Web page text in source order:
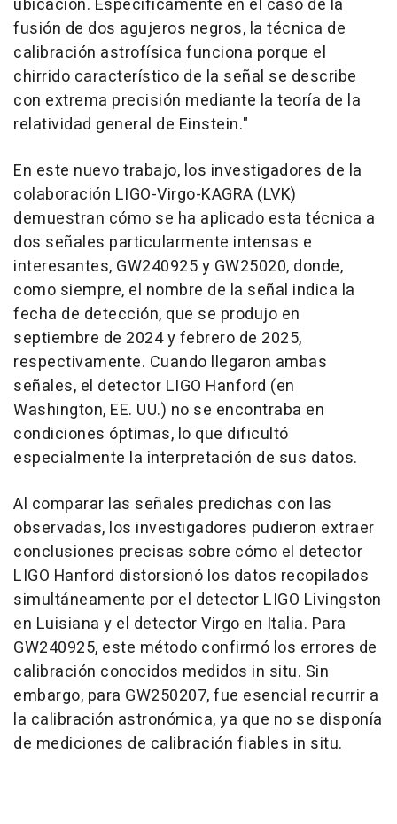
ubicación. Específicamente en el caso de la
fusión de dos agujeros negros, la técnica de
calibración astrofísica funciona porque el
chirrido característico de la señal se describe
con extrema precisión mediante la teoría de la
relatividad general de Einstein."
En este nuevo trabajo, los investigadores de la
colaboración LIGO-Virgo-KAGRA (LVK)
demuestran cómo se ha aplicado esta técnica a
dos señales particularmente intensas e
interesantes, GW240925 y GW25020, donde,
como siempre, el nombre de la señal indica la
fecha de detección, que se produjo en
septiembre de 2024 y febrero de 2025,
respectivamente. Cuando llegaron ambas
señales, el detector LIGO Hanford (en
Washington, EE. UU.) no se encontraba en
condiciones óptimas, lo que dificultó
especialmente la interpretación de sus datos.
Al comparar las señales predichas con las
observadas, los investigadores pudieron extraer
conclusiones precisas sobre cómo el detector
LIGO Hanford distorsionó los datos recopilados
simultáneamente por el detector LIGO Livingston
en Luisiana y el detector Virgo en Italia. Para
GW240925, este método confirmó los errores de
calibración conocidos medidos in situ. Sin
embargo, para GW250207, fue esencial recurrir a
la calibración astronómica, ya que no se disponía
de mediciones de calibración fiables in situ.